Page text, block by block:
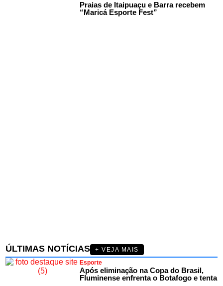
Praias de Itaipuaçu e Barra recebem
“Maricá Esporte Fest”
ÚLTIMAS NOTÍCIAS
+ VEJA MAIS
Esporte
Após eliminação na Copa do Brasil,
Fluminense enfrenta o Botafogo e tenta